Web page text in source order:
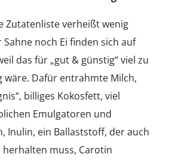
Zutatenliste verheißt wenig
Sahne noch Ei finden sich auf
das für „gut & günstig“ viel zu
wäre. Dafür entrahmte Milch,
billiges Kokosfett, viel
Emulgatoren und
Inulin, ein Ballaststoff, der auch
herhalten muss, Carotin